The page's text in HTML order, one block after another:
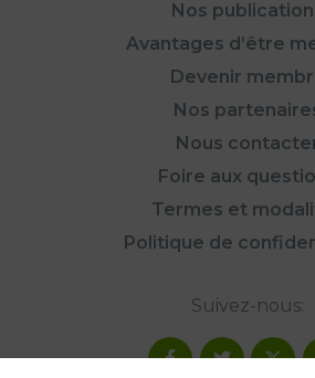
Nos
Avantages d’être
Devenir
Nos
Nous
Foire aux
Termes et
Politique de
Suivez-nous: